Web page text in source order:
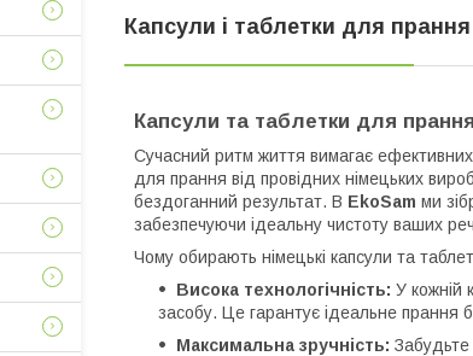
Капсули і таблетки для прання
Капсули та таблетки для
Сучасний ритм життя вимагає
для прання від провідних німецьких
бездоганний результат. В EkoSam ми
забезпечуючи ідеальну чистоту ваших
Чому обирають німецькі капсули та
Висока технологічність: У кожній
засобу. Це гарантує ідеальне прання
Максимальна зручність: Забудьте